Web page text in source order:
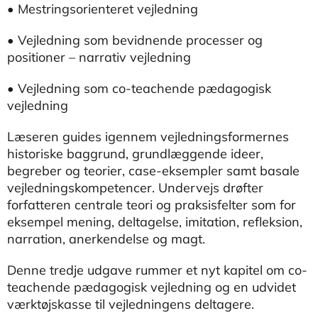
• Mestringsorienteret vejledning
• Vejledning som bevidnende processer og
positioner – narrativ vejledning
• Vejledning som co-teachende pædagogisk
vejledning
Læseren guides igennem vejledningsformernes
historiske baggrund, grundlæggende ideer,
begreber og teorier, case-eksempler samt basale
vejledningskompetencer. Undervejs drøfter
forfatteren centrale teori og praksisfelter som for
eksempel mening, deltagelse, imitation, refleksion,
narration, anerkendelse og magt.
Denne tredje udgave rummer et nyt kapitel om co-
teachende pædagogisk vejledning og en udvidet
værktøjskasse til vejledningens deltagere.